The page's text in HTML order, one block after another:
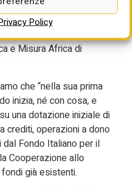
Policy
africana, uno
detto Saggio ricordando
che permetterà di
e Misura Africa di
che “nella sua prima
inizia, né con cosa, e
una dotazione iniziale di
crediti, operazioni a dono
dal Fondo Italiano per il
Cooperazione allo
già esistenti.